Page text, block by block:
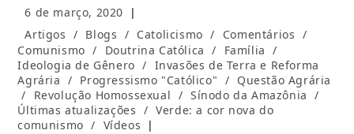
post:
Post
publicado:
6 de março, 2020
Categoria
do
post:
Artigos / Blogs / Catolicismo / Comentários /
Comunismo / Doutrina Católica / Família
/
Ideologia de Gênero / Invasões de Terra e Reforma
Agrária / Progressismo "Católico" / Questão Agrária
/
Revolução Homossexual / Sínodo da Amazônia
/
Últimas atualizações / Verde: a cor nova do
comunismo / Vídeos